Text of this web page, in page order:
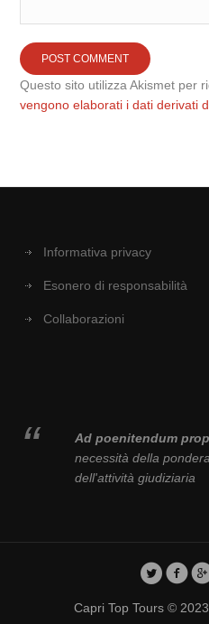
Questo sito utilizza Akismet per
vengono elaborati i dati derivati
Informativa privacy
Esonero di responsabilità
Collaborazioni
Ad poenitendum
necessità della
dell'attività giudiziaria
Capri Top Tours ©